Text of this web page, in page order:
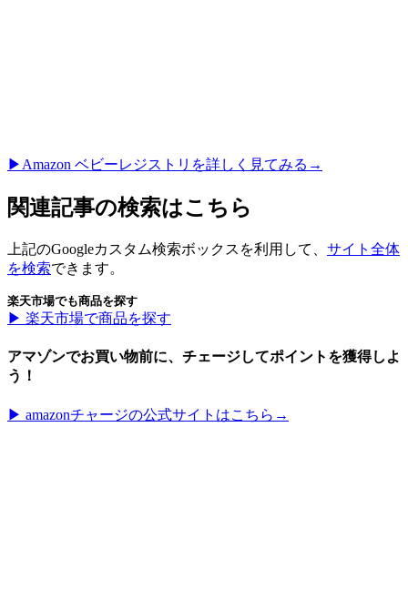
▶︎Amazon ベビーレジストリを詳しく見てみる→
関連記事の検索はこちら
上記のGoogleカスタム検索ボックスを利用して、 サイト全体
を検索できます。
楽天市場でも商品を探す
▶︎ 楽天市場で商品を探す
アマゾンでお買い物前に、チェージしてポイントを獲得しよ
う！
▶︎ amazonチャージの公式サイトはこちら→